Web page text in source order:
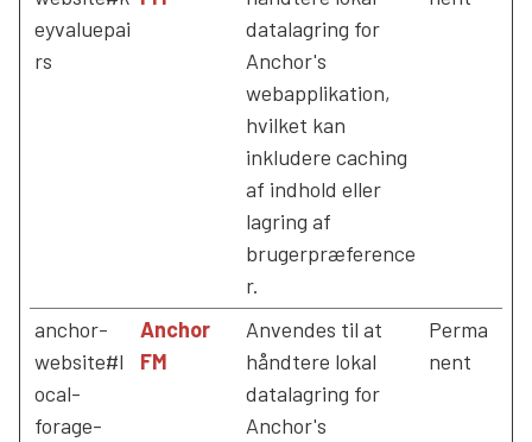
eyvaluepai
rs
datalagring for
Anchor's
webapplikation,
hvilket kan
inkludere caching
af indhold eller
lagring af
brugerpræference
r.
anchor-
website#l
ocal-
forage-
Anchor
FM
Anvendes til at
håndtere lokal
datalagring for
Anchor's
Perma
nent